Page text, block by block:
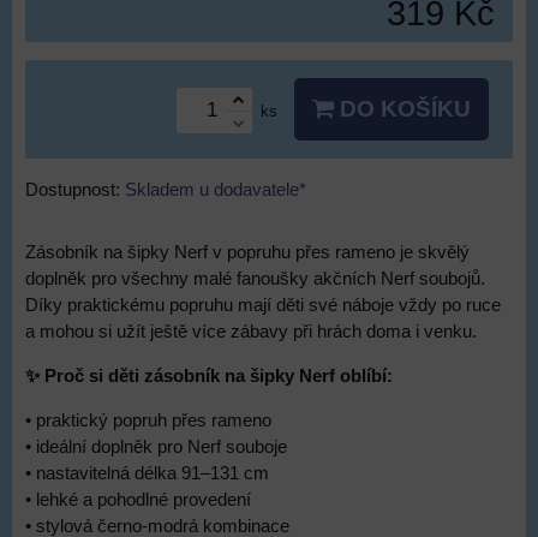
319 Kč
ks DO KOŠÍKU
Dostupnost: Skladem u dodavatele*
Zásobník na šipky Nerf v popruhu přes rameno je skvělý
doplněk pro všechny malé fanoušky akčních Nerf soubojů.
Díky praktickému popruhu mají děti své náboje vždy po ruce
a mohou si užít ještě více zábavy při hrách doma i venku.
✨ Proč si děti zásobník na šipky Nerf oblíbí:
• praktický popruh přes rameno
• ideální doplněk pro Nerf souboje
• nastavitelná délka 91–131 cm
• lehké a pohodlné provedení
• stylová černo-modrá kombinace